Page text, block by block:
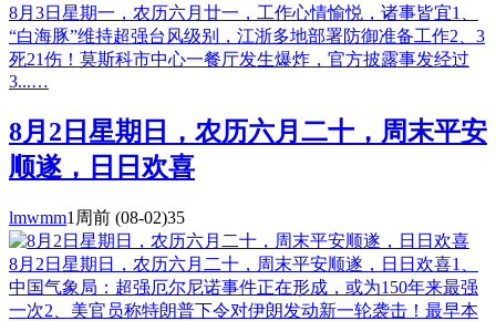
8月3日星期一，农历六月廿一，工作心情愉悦，诸事皆宜1、
“白海豚”维持超强台风级别，江浙多地部署防御准备工作2、3
死21伤！莫斯科市中心一餐厅发生爆炸，官方披露事发经过
3...…
8月2日星期日，农历六月二十，周末平安
顺遂，日日欢喜
lmwmm1周前 (08-02)35
8月2日星期日，农历六月二十，周末平安顺遂，日日欢喜1、
中国气象局：超强厄尔尼诺事件正在形成，或为150年来最强
一次2、美官员称特朗普下令对伊朗发动新一轮袭击！最早本